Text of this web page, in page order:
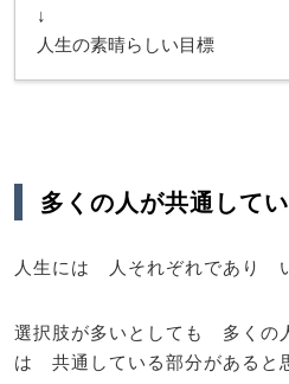
↓
人生の素晴らしい目標
多くの人が共通して
人生には 人それぞれであり
選択肢が多いとしても 多くの
は 共通している部分があると